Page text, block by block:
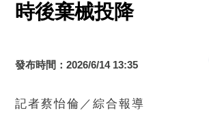
時後棄械投降
發布時間：2026/6/14 13:35
記者蔡怡倫／綜合報導